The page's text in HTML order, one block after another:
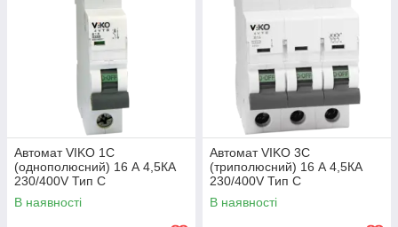
Автомат VIKO 1С
(однополюсний) 16 А 4,5КА
230/400V Тип С
В наявності
Автомат VIKO 3С
(триполюсний) 16 А 4,5КА
230/400V Тип С
В наявності